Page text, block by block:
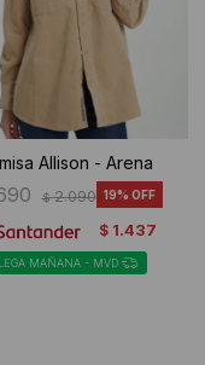
Allison - Arena
$ 2.090 19
$ 1.437
MAÑANA - MVD